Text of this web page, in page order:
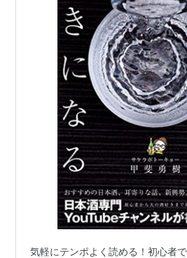
気軽にテンポよく読める！初心者